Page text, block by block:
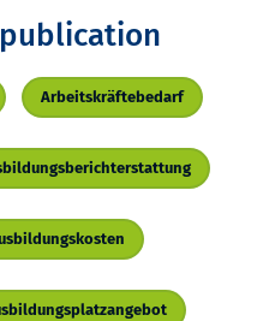
Arbeitskräftebedarf